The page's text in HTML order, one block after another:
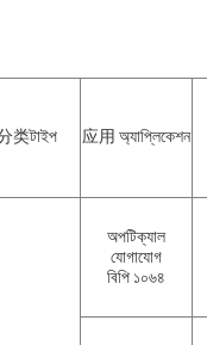
类টাইপ 应用 অ্যাপ্লিকেশন
অপটিক্যাল
যোগাযোগ
বিপি ১০৬৪